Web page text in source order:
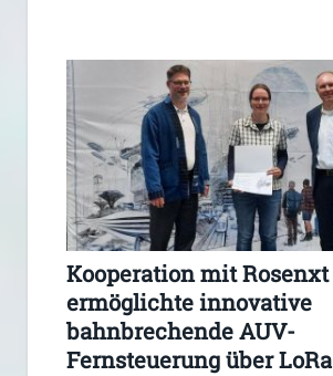
Kooperation mit Rosenxt
ermöglichte innovative
bahnbrechende AUV-
Fernsteuerung über LoRa